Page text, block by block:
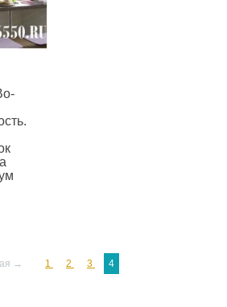
→ 1 2 3
4